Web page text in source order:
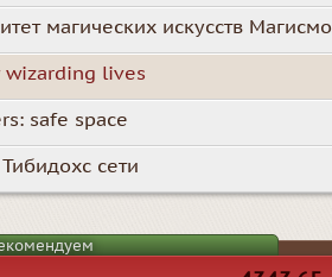
магических искусств Магисмо
wizarding lives
safe space
сети